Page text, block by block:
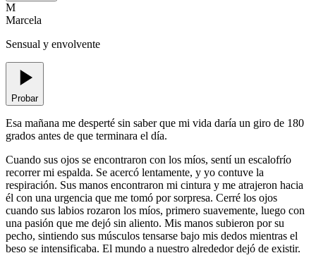
M
Marcela
Sensual y envolvente
Probar
Esa mañana me desperté sin saber que mi vida daría un giro de 180
grados antes de que terminara el día.
Cuando sus ojos se encontraron con los míos, sentí un escalofrío
recorrer mi espalda. Se acercó lentamente, y yo contuve la
respiración. Sus manos encontraron mi cintura y me atrajeron hacia
él con una urgencia que me tomó por sorpresa. Cerré los ojos
cuando sus labios rozaron los míos, primero suavemente, luego con
una pasión que me dejó sin aliento. Mis manos subieron por su
pecho, sintiendo sus músculos tensarse bajo mis dedos mientras el
beso se intensificaba. El mundo a nuestro alrededor dejó de existir.